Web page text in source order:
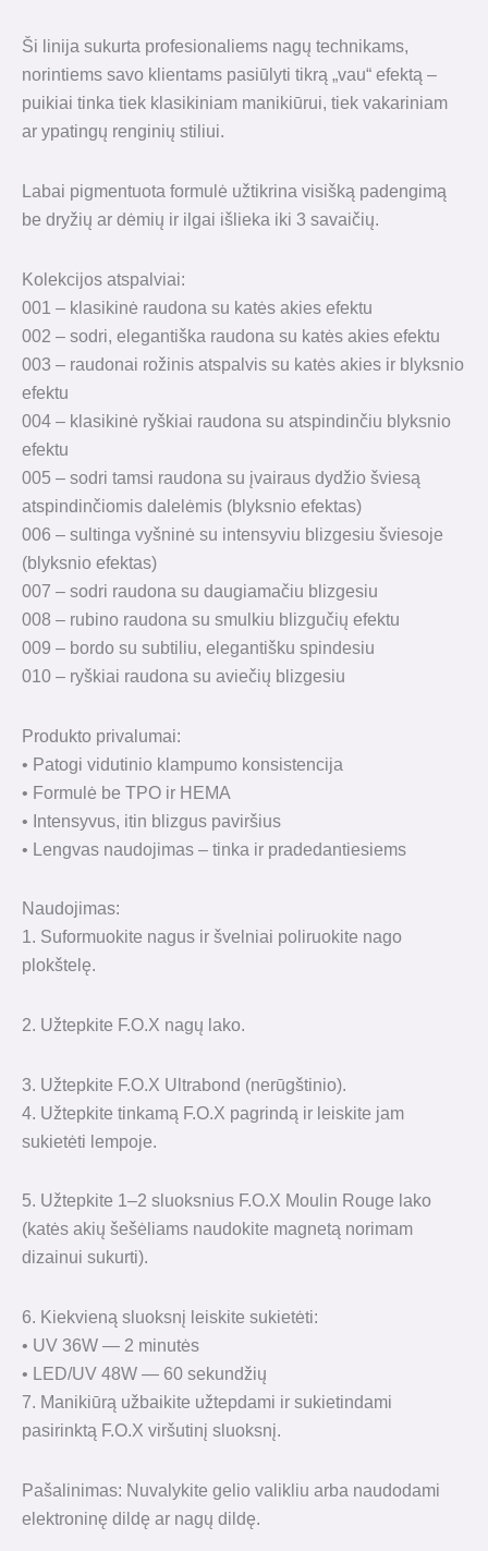
Ši linija sukurta profesionaliems nagų technikams,
norintiems savo klientams pasiūlyti tikrą „vau“ efektą –
puikiai tinka tiek klasikiniam manikiūrui, tiek vakariniam
ar ypatingų renginių stiliui.
Labai pigmentuota formulė užtikrina visišką padengimą
be dryžių ar dėmių ir ilgai išlieka iki 3 savaičių.
Kolekcijos atspalviai:
001 – klasikinė raudona su katės akies efektu
002 – sodri, elegantiška raudona su katės akies efektu
003 – raudonai rožinis atspalvis su katės akies ir blyksnio
efektu
004 – klasikinė ryškiai raudona su atspindinčiu blyksnio
efektu
005 – sodri tamsi raudona su įvairaus dydžio šviesą
atspindinčiomis dalelėmis (blyksnio efektas)
006 – sultinga vyšninė su intensyviu blizgesiu šviesoje
(blyksnio efektas)
007 – sodri raudona su daugiamačiu blizgesiu
008 – rubino raudona su smulkiu blizgučių efektu
009 – bordo su subtiliu, elegantišku spindesiu
010 – ryškiai raudona su aviečių blizgesiu
Produkto privalumai:
• Patogi vidutinio klampumo konsistencija
• Formulė be TPO ir HEMA
• Intensyvus, itin blizgus paviršius
• Lengvas naudojimas – tinka ir pradedantiesiems
Naudojimas:
1. Suformuokite nagus ir švelniai poliruokite nago
plokštelę.
2. Užtepkite F.O.X nagų lako.
3. Užtepkite F.O.X Ultrabond (nerūgštinio).
4. Užtepkite tinkamą F.O.X pagrindą ir leiskite jam
sukietėti lempoje.
5. Užtepkite 1–2 sluoksnius F.O.X Moulin Rouge lako
(katės akių šešėliams naudokite magnetą norimam
dizainui sukurti).
6. Kiekvieną sluoksnį leiskite sukietėti:
• UV 36W — 2 minutės
• LED/UV 48W — 60 sekundžių
7. Manikiūrą užbaikite užtepdami ir sukietindami
pasirinktą F.O.X viršutinį sluoksnį.
Pašalinimas: Nuvalykite gelio valikliu arba naudodami
elektroninę dildę ar nagų dildę.